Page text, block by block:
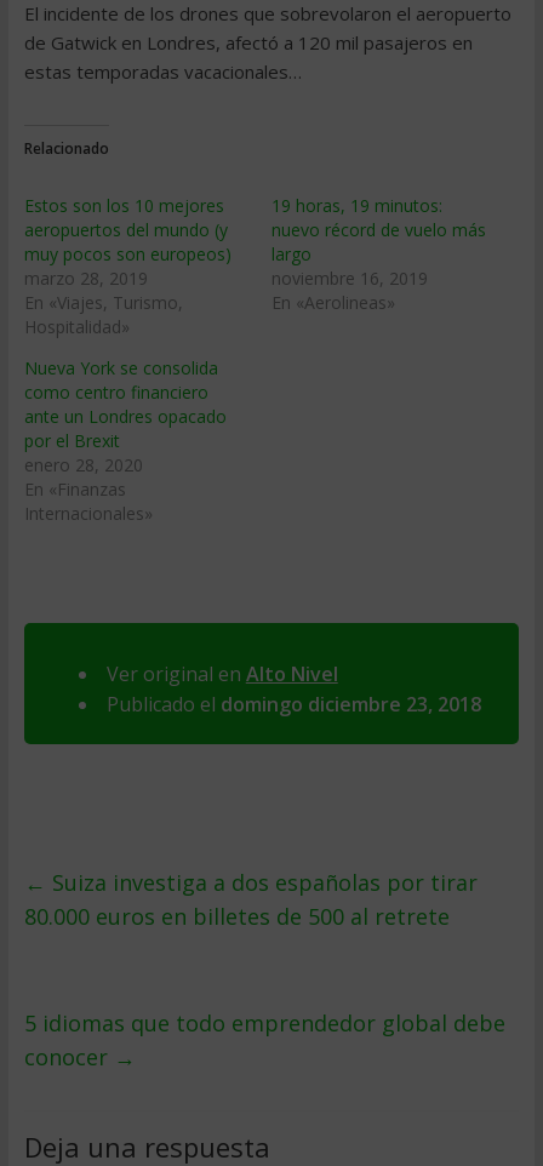
El incidente de los drones que sobrevolaron el aeropuerto
de Gatwick en Londres, afectó a 120 mil pasajeros en
estas temporadas vacacionales…
Relacionado
Estos son los 10 mejores
aeropuertos del mundo (y
muy pocos son europeos)
marzo 28, 2019
En «Viajes, Turismo,
Hospitalidad»
19 horas, 19 minutos:
nuevo récord de vuelo más
largo
noviembre 16, 2019
En «Aerolineas»
Nueva York se consolida
como centro financiero
ante un Londres opacado
por el Brexit
enero 28, 2020
En «Finanzas
Internacionales»
Ver original en Alto Nivel
Publicado el domingo diciembre 23, 2018
← Suiza investiga a dos españolas por tirar
80.000 euros en billetes de 500 al retrete
5 idiomas que todo emprendedor global debe
conocer →
Deja una respuesta